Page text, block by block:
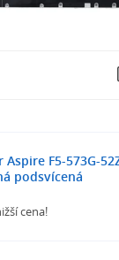
Aspire F5-573G-
podsvícená
cena!